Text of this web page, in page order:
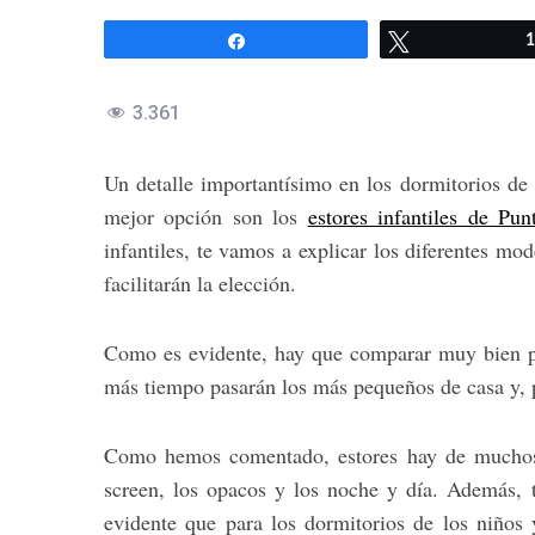
1
3.361
Un detalle importantísimo en los dormitorios
mejor opción son los estores infantiles de
infantiles, te vamos a explicar los diferentes
facilitarán la elección.
Como es evidente, hay que comparar muy
más tiempo pasarán los más pequeños de casa
Como hemos comentado, estores hay de
screen, los opacos y los noche y día.
evidente que para los dormitorios de los